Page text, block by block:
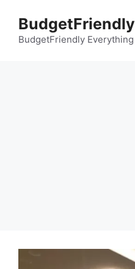
BudgetFriendly
BudgetFriendly Everything